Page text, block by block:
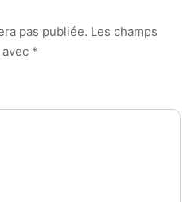
pas publiée. Les champs
*